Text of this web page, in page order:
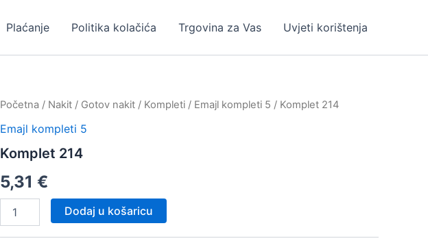
Plaćanje Politika kolačića Trgovina za Vas Uvjeti korištenja
Početna / Nakit / Gotov nakit / Kompleti / Emajl kompleti 5 / Komplet 214
Emajl kompleti 5
Komplet 214
5,31 €
214
Dodaj u košaricu